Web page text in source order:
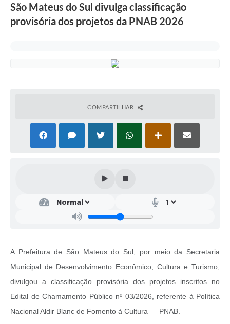
Ouvidoria
PSS Unificado 2025
INOVA_SÃO MATEUS DO SUL
Previdência Complementar
Cadastro para Castração
Feriados Municipais
São Mateus do Sul divulga classificação
provisória dos projetos da PNAB 2026
COMPARTILHAR
A Prefeitura de São Mateus do Sul, por meio da Secretaria
Municipal de Desenvolvimento Econômico, Cultura e Turismo,
divulgou a classificação provisória dos projetos inscritos no
Edital de Chamamento Público nº 03/2026, referente à Política
Nacional Aldir Blanc de Fomento à Cultura — PNAB.